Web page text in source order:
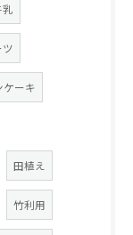
ケーキ
田植え
竹利用